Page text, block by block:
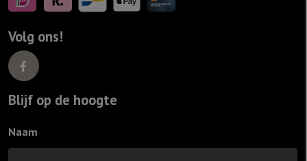
Volg ons!
Blijf op de hoogte
Naam